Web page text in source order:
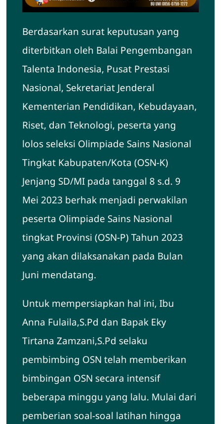
Berdasarkan surat keputusan yang
diterbitkan oleh Balai Pengembangan
Talenta Indonesia, Pusat Prestasi
Nasional, Sekretariat Jenderal
Kementerian Pendidikan, Kebudayaan,
Riset, dan Teknologi, peserta yang
lolos seleksi Olimpiade Sains Nasional
Tingkat Kabupaten/Kota (OSN-K)
Jenjang SD/MI pada tanggal 8 s.d. 9
Mei 2023 berhak menjadi perwakilan
peserta Olimpiade Sains Nasional
tingkat Provinsi (OSN-P) Tahun 2023
yang akan dilaksanakan pada Bulan
Juni mendatang.
Untuk mempersiapkan hal ini, Ibu
Anna Fulaila,S.Pd dan Bapak Eky
Tirtana Zamzani,S.Pd selaku
pembimbing OSN telah memberikan
bimbingan OSN secara intensif
beberapa minggu yang lalu. Mulai dari
pemberian soal-soal latihan hingga